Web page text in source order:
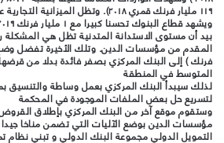
١١٩ مليار فرنك قمري ٢٠١٨). وتظل الميزانية التجارية عاجزة بشكل كبير
بيد أن مستوى الاستدانة المتدنية تظل هي المشكلة
فرنك ) إلى البنك المركزي بصفر فائدة بدلا من
المتوسط في المنطقة
لذلك سيبدأ البنك المركزي بعمل وساطة والتنسيق
لتسريع حل بعض الملفات الموجودة في المحكمة
وستقوم موقع آخر من البنك المركزي بإطلاق
مؤسسات الدين بوضع الآليات التي تضمن مناخا
التمويل الدولي مجموعة البنك الدولي و تبني نظام